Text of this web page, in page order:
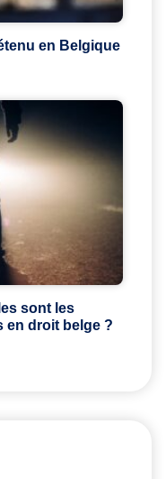
en Belgique
sont les
en droit belge ?